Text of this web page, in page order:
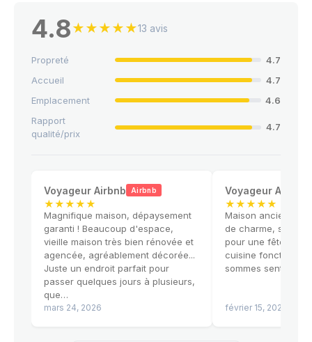
4.8★★★★★13 avis
Propreté
4.7
Accueil
4.7
Emplacement
4.6
Rapport
qualité/prix
4.7
Voyageur Airbnb Airbnb
★★★★★
Magnifique maison, dépaysement
garanti ! Beaucoup d'espace,
vieille maison très bien rénovée et
agencée, agréablement décorée...
Juste un endroit parfait pour
passer quelques jours à plusieurs,
que…
mars 24, 2026
Voyageur Airbnb
★★★★★
Maison ancienne
de charme,
pour une fête en
cuisine
sommes senti très
février 15, 2026